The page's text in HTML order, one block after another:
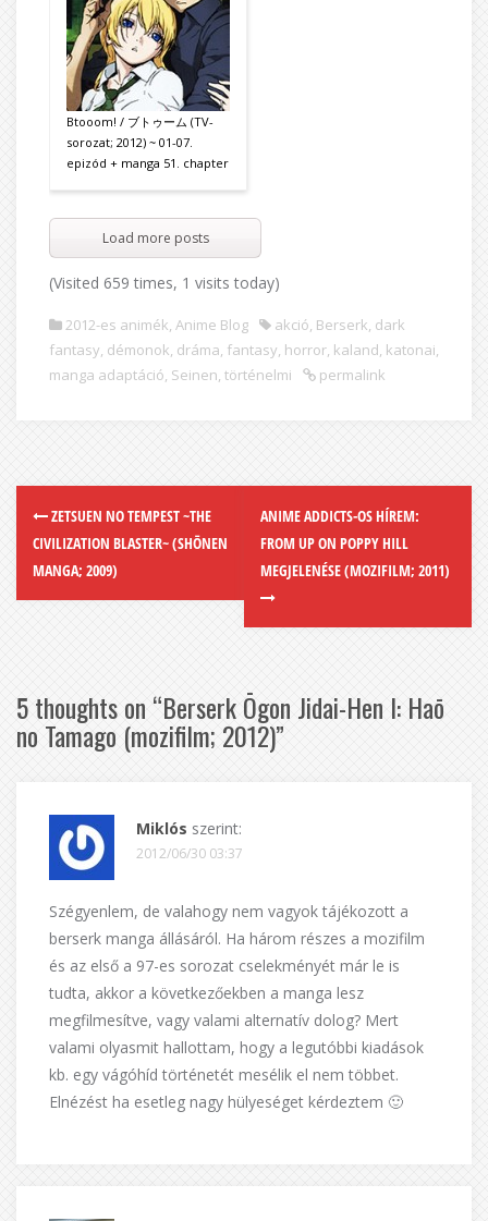
Btooom! / ブトゥーム (TV-
sorozat; 2012) ~ 01-07.
epizód + manga 51. chapter
Load more posts
(Visited 659 times, 1 visits today)
2012-es animék, Anime Blog akció, Berserk, dark
fantasy, démonok, dráma, fantasy, horror, kaland, katonai,
manga adaptáció, Seinen, történelmi permalink
ZETSUEN NO TEMPEST ~THE
CIVILIZATION BLASTER~ (SHŌNEN
MANGA; 2009)
ANIME ADDICTS-OS HÍREM:
FROM UP ON POPPY HILL
MEGJELENÉSE (MOZIFILM; 2011)
5 thoughts on “Berserk Ōgon Jidai-Hen I: Haō
no Tamago (mozifilm; 2012)”
Miklós szerint:
2012/06/30 03:37
Szégyenlem, de valahogy nem vagyok tájékozott a
berserk manga állásáról. Ha három részes a mozifilm
és az első a 97-es sorozat cselekményét már le is
tudta, akkor a következőekben a manga lesz
megfilmesítve, vagy valami alternatív dolog? Mert
valami olyasmit hallottam, hogy a legutóbbi kiadások
kb. egy vágóhíd történetét mesélik el nem többet.
Elnézést ha esetleg nagy hülyeséget kérdeztem 🙂